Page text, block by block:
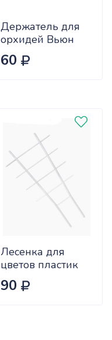
Держатель для
орхидей Вьюн
бордо h=61
(кратно 10шт)
60
Лесенка для
цветов пластик
57см белый
флок/10/80 Мос 5
90